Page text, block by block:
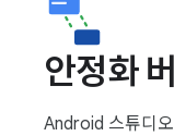
안정화
Android 스튜디